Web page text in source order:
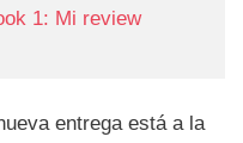
1: Mi review
entrega está a la